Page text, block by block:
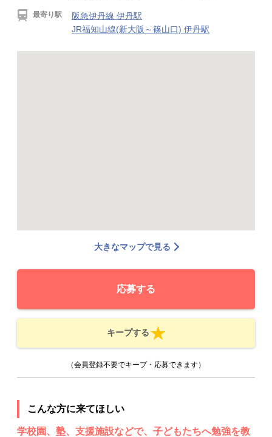
最寄り駅
阪急伊丹線 伊丹駅
JR福知山線(新大阪～篠山口) 伊丹駅
大きなマップで見る
応募する
キープする
（会員登録不要でキープ・応募できます）
こんな方に来てほしい
学校園、塾、支援施設などで、子どもたちへ勉強を教